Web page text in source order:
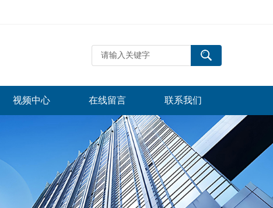
视频中心 在线留言 联系我们